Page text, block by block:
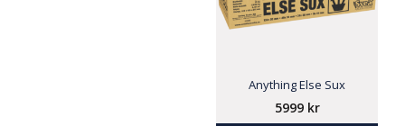
Anything Else Sux
5999 kr